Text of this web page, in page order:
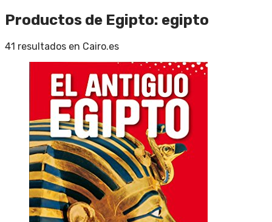
Productos de Egipto: egipto
41 resultados en Cairo.es